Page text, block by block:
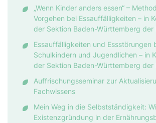
„Wenn Kinder anders essen“ –
Vorgehen bei Essauffälligkeiten – in
der Sektion Baden-Württemberg der
Essauffälligkeiten und Essstörungen
Schulkindern und Jugendlichen – in
der Sektion Baden-Württemberg der
Auffrischungsseminar zur
Fachwissens
Mein Weg in die Selbstständigkeit:
Existenzgründung in der